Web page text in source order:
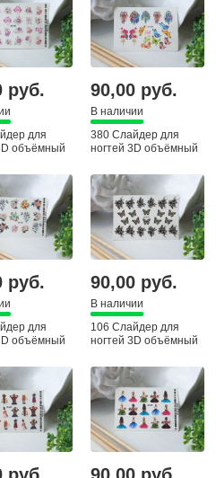
руб.
для
объёмный
90,00 руб.
В наличии
380 Слайдер для
ногтей 3D объёмный
руб.
для
объёмный
90,00 руб.
В наличии
106 Слайдер для
ногтей 3D объёмный